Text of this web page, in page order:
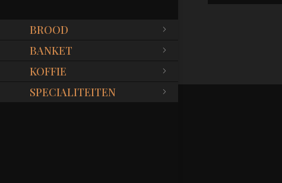
BROOD
BANKET
KOFFIE
SPECIALITEITEN